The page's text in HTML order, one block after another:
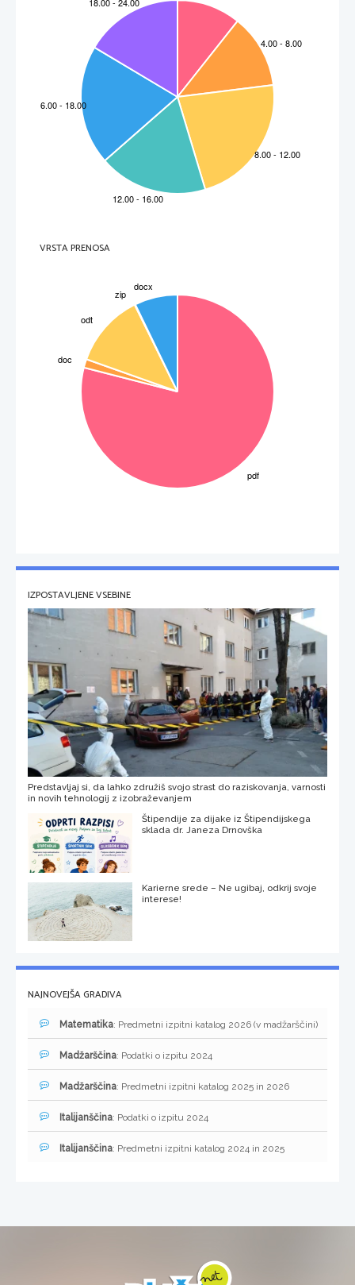
VRSTA PRENOSA
IZPOSTAVLJENE VSEBINE
Predstavljaj si, da lahko združiš svojo strast do raziskovanja, varnosti
in novih tehnologij z izobraževanjem
Štipendije za dijake iz Štipendijskega
sklada dr. Janeza Drnovška
Karierne srede – Ne ugibaj, odkrij svoje
interese!
NAJNOVEJŠA GRADIVA
Matematika: Predmetni izpitni katalog 2026 (v madžarščini)
Madžarščina: Podatki o izpitu 2024
Madžarščina: Predmetni izpitni katalog 2025 in 2026
Italijanščina: Podatki o izpitu 2024
Italijanščina: Predmetni izpitni katalog 2024 in 2025